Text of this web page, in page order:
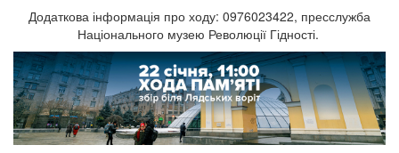
Додаткова інформація про ходу: 0976023422, пресслужба
Національного музею Революції Гідності.